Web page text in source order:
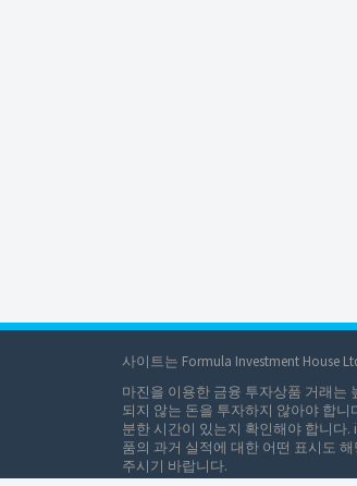
사이트는 Formula Investment House
마진을 이용한 금융 투자상품 거래는
되지 않는 돈을 투자하지 않아야 합
분한 시간이 있는지 확인해야 합니다
품의 과거 실적에 대한 어떤 표시도
주시기 바랍니다.